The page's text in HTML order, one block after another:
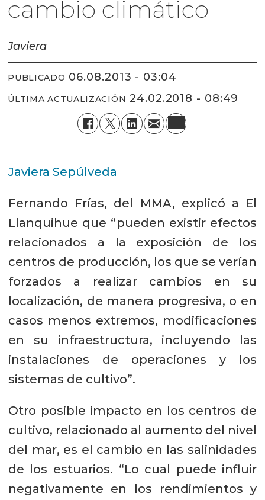
cambio climático
Javiera
PUBLICADO 06.08.2013 - 03:04
ÚLTIMA ACTUALIZACIÓN 24.02.2018 - 08:49
Javiera Sepúlveda
Fernando Frías, del MMA, explicó a El
Llanquihue que “pueden existir efectos
relacionados a la exposición de los
centros de producción, los que se verían
forzados a realizar cambios en su
localización, de manera progresiva, o en
casos menos extremos, modificaciones
en su infraestructura, incluyendo las
instalaciones de operaciones y los
sistemas de cultivo”.
Otro posible impacto en los centros de
cultivo, relacionado al aumento del nivel
del mar, es el cambio en las salinidades
de los estuarios. “Lo cual puede influir
negativamente en los rendimientos y